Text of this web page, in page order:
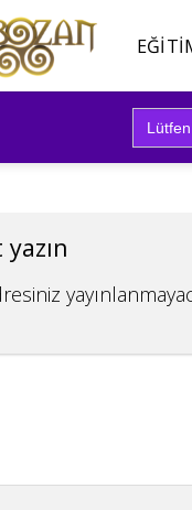
Search
for: